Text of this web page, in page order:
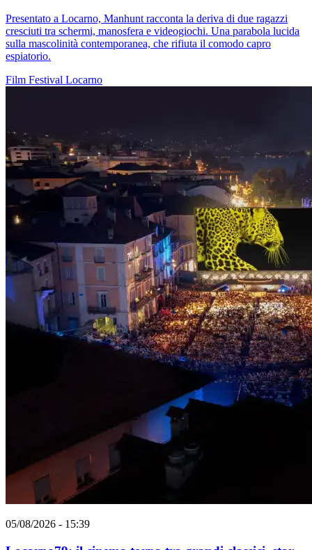
Presentato a Locarno, Manhunt racconta la deriva di due ragazzi
cresciuti tra schermi, manosfera e videogiochi. Una parabola lucida
sulla mascolinità contemporanea, che rifiuta il comodo capro
espiatorio.
Film Festival Locarno
05/08/2026 - 15:39